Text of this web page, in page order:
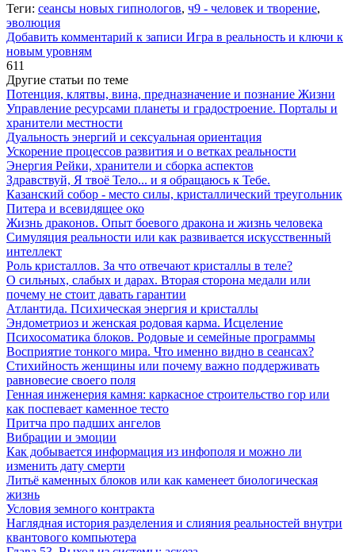
Теги: сеансы новых гипнологов, ч9 - человек и творение,
эволюция
Добавить комментарий к записи Игра в реальность и ключи к
новым уровням
611
Другие статьи по теме
Потенция, клятвы, вина, предназначение и познание Жизни
Управление ресурсами планеты и градостроение. Порталы и
хранители местности
Дуальность энергий и сексуальная ориентация
Ускорение процессов развития и о ветках реальности
Энергия Рейки, хранители и сборка аспектов
Здравствуй, Я твоё Тело... и я обращаюсь к Тебе.
Казанский собор - место силы, кристаллический треугольник
Питера и всевидящее око
Жизнь драконов. Опыт боевого дракона и жизнь человека
Симуляция реальности или как развивается искусственный
интеллект
Роль кристаллов. За что отвечают кристаллы в теле?
О сильных, слабых и дарах. Вторая сторона медали или
почему не стоит давать гарантии
Атлантида. Психическая энергия и кристаллы
Эндометриоз и женская родовая карма. Исцеление
Психосоматика блоков. Родовые и семейные программы
Восприятие тонкого мира. Что именно видно в сеансах?
Стихийность женщины или почему важно поддерживать
равновесие своего поля
Генная инженерия камня: каркасное строительство гор или
как поспевает каменное тесто
Притча про падших ангелов
Вибрации и эмоции
Как добывается информация из инфополя и можно ли
изменить дату смерти
Литьё каменных блоков или как каменеет биологическая
жизнь
Условия земного контракта
Наглядная история разделения и слияния реальностей внутри
квантового компьютера